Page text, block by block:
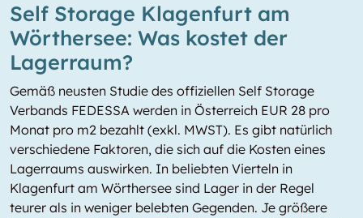
Self Storage Klagenfurt am
Wörthersee: Was kostet der
Lagerraum?
Gemäß neusten Studie des offiziellen Self Storage
Verbands FEDESSA werden in Österreich EUR 28 pro
Monat pro m2 bezahlt (exkl. MWST). Es gibt natürlich
verschiedene Faktoren, die sich auf die Kosten eines
Lagerraums auswirken. In beliebten Vierteln in
Klagenfurt am Wörthersee sind Lager in der Regel
teurer als in weniger belebten Gegenden. Je größere